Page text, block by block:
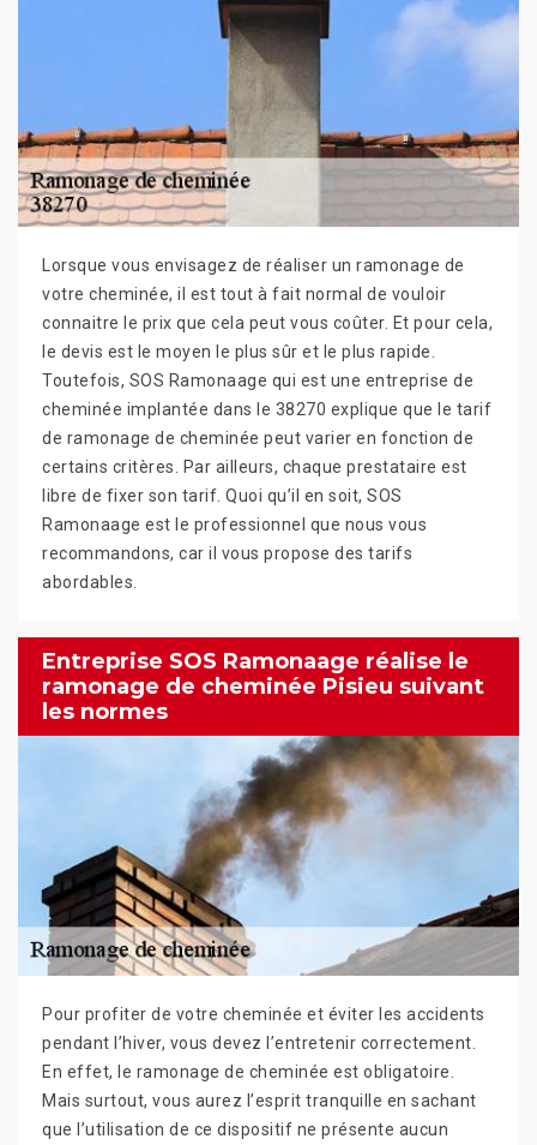
Lorsque vous envisagez de réaliser un ramonage de
votre cheminée, il est tout à fait normal de vouloir
connaitre le prix que cela peut vous coûter. Et pour cela,
le devis est le moyen le plus sûr et le plus rapide.
Toutefois, SOS Ramonaage qui est une entreprise de
cheminée implantée dans le 38270 explique que le tarif
de ramonage de cheminée peut varier en fonction de
certains critères. Par ailleurs, chaque prestataire est
libre de fixer son tarif. Quoi qu’il en soit, SOS
Ramonaage est le professionnel que nous vous
recommandons, car il vous propose des tarifs
abordables.
Entreprise SOS Ramonaage réalise le
ramonage de cheminée Pisieu suivant
les normes
Pour profiter de votre cheminée et éviter les accidents
pendant l’hiver, vous devez l’entretenir correctement.
En effet, le ramonage de cheminée est obligatoire.
Mais surtout, vous aurez l’esprit tranquille en sachant
que l’utilisation de ce dispositif ne présente aucun